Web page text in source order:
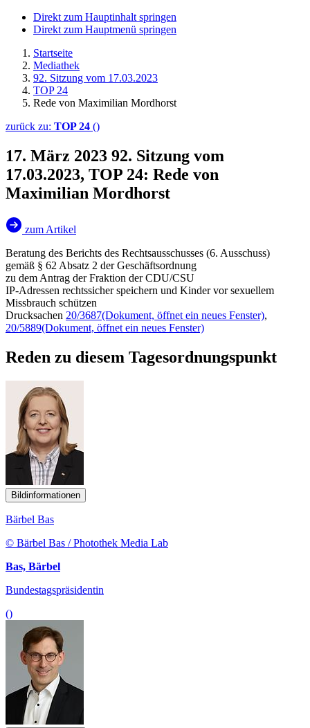
Direkt zum Hauptinhalt springen
Direkt zum Hauptmenü springen
Startseite
Mediathek
92. Sitzung vom 17.03.2023
TOP 24
Rede von Maximilian Mordhorst
zurück zu: TOP 24 ()
17. März 2023 92. Sitzung vom
17.03.2023, TOP 24: Rede von
Maximilian Mordhorst
zum Artikel
Beratung des Berichts des Rechtsausschusses (6. Ausschuss)
gemäß § 62 Absatz 2 der Geschäftsordnung
zu dem Antrag der Fraktion der CDU/CSU
IP-Adressen rechtssicher speichern und Kinder vor sexuellem
Missbrauch schützen
Drucksachen 20/3687(Dokument, öffnet ein neues Fenster),
20/5889(Dokument, öffnet ein neues Fenster)
Reden zu diesem Tagesordnungspunkt
Bildinformationen
Bärbel Bas
© Bärbel Bas / Photothek Media Lab
Bas, Bärbel
Bundestagspräsidentin
()